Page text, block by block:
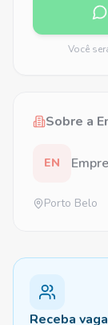
Você
Sobre a
EN
Porto Belo
Receba